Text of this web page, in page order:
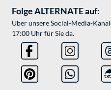
Folge ALTERNATE auf:
Über unsere Social-Media-
17:00 Uhr für Sie da.